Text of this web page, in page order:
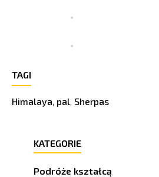
TAGI
Himalaya, pal, Sherpas
KATEGORIE
Podróże kształcą